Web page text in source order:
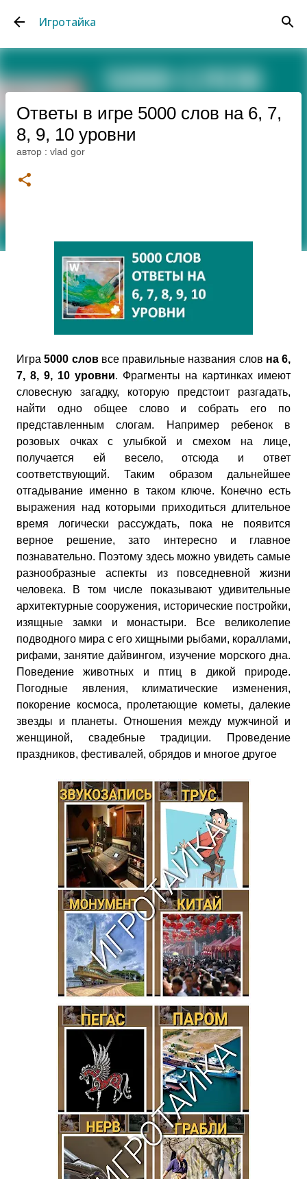
Игротайка
Ответы в игре 5000 слов на 6, 7,
8, 9, 10 уровни
автор : vlad gor
Игра5000 слов все правильные названия слов на 6,
7, 8, 9, 10 уровни. Фрагменты на картинках имеют
словесную загадку, которую предстоит разгадать,
найти одно общее слово и собрать его по
представленным слогам. Например ребенок в
розовых очках с улыбкой и смехом на лице,
получается ей весело, отсюда и ответ
соответствующий. Таким образом дальнейшее
отгадывание именно в таком ключе. Конечно есть
выражения над которыми приходиться длительное
время логически рассуждать, пока не появится
верное решение, зато интересно и главное
познавательно. Поэтому здесь можно увидеть самые
разнообразные аспекты из повседневной жизни
человека. В том числе показывают удивительные
архитектурные сооружения, исторические постройки,
изящные замки и монастыри. Все великолепие
подводного мира с его хищными рыбами, кораллами,
рифами, занятие дайвингом, изучение морского дна.
Поведение животных и птиц в дикой природе.
Погодные явления, климатические изменения,
покорение космоса, пролетающие кометы, далекие
звезды и планеты. Отношения между мужчиной и
женщиной, свадебные традиции. Проведение
праздников, фестивалей, обрядов и многое другое